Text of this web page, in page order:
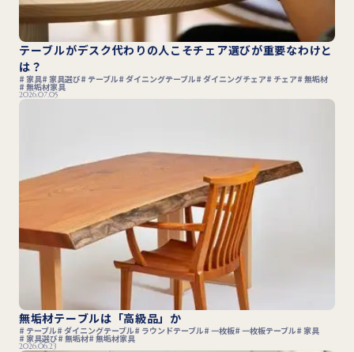
テーブルがデスク代わりの人こそチェア選びが重要なわけと
は？
家具 家具選び テーブル ダイニングテーブル ダイニングチェア チェア 無垢材
無垢材家具
2026.07.05
無垢材テーブルは「高級品」か
テーブル ダイニングテーブル ラウンドテーブル 一枚板 一枚板テーブル 家具
家具選び 無垢材 無垢材家具
2026.06.23